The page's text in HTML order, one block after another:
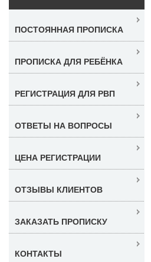
ПОСТОЯННАЯ ПРОПИСКА
ПРОПИСКА ДЛЯ РЕБЁНКА
РЕГИСТРАЦИЯ ДЛЯ РВП
ОТВЕТЫ НА ВОПРОСЫ
ЦЕНА РЕГИСТРАЦИИ
ОТЗЫВЫ КЛИЕНТОВ
ЗАКАЗАТЬ ПРОПИСКУ
КОНТАКТЫ